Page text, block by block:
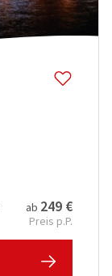
ab 249 €
Preis p.P.